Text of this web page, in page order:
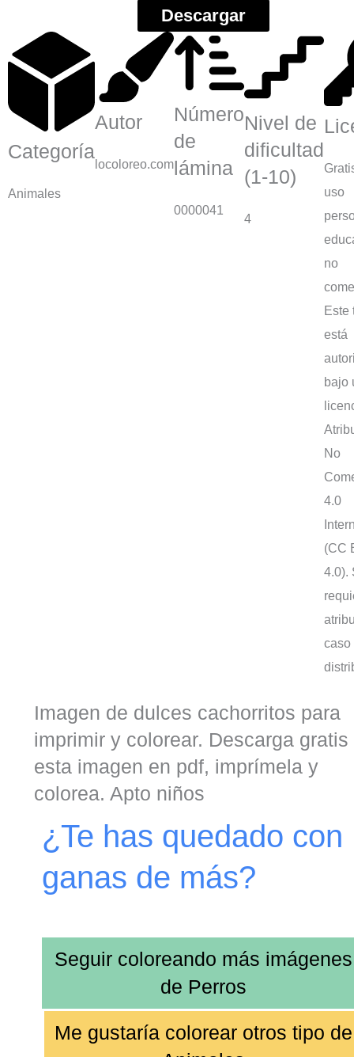
Descargar
Categoría
Animales
Autor
locoloreo.com
Número
de
lámina
0000041
Nivel de
dificultad
(1-10)
4
uso
no
Este
está
bajo
No
4.0
(CC
4.0).
caso
Imagen de dulces cachorritos para
imprimir y colorear. Descarga gratis
esta imagen en pdf, imprímela y
colorea. Apto niños
¿Te has quedado con
ganas de más?
Seguir coloreando más imágenes
de Perros
Me gustaría colorear otros tipo de